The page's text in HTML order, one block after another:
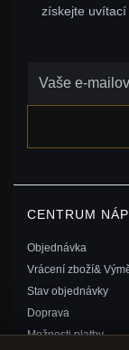
získejte uvítací
CENTRUM
Objednávka
Vrácení zboží&
Stav objednávky
Doprava
Možnosti platby